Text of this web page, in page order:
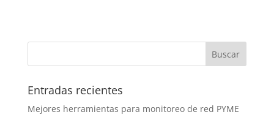
Entradas recientes
Mejores herramientas para monitoreo de red PYME